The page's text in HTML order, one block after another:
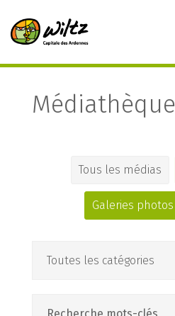
Médiathèque
Tous les médias
Galeries photos